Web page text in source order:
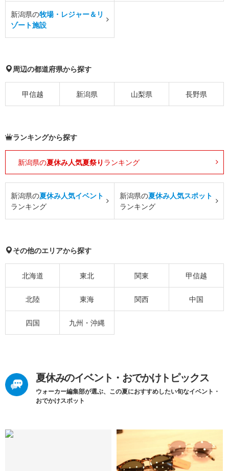
新潟県の牧場・レジャー＆リ
ゾート施設
周辺の都道府県から探す
甲信越 新潟県 山梨県 長野県
ランキングから探す
新潟県の夏休み人気夏祭り ランキング
新潟県の夏休み人気イベント
ランキング
新潟県の夏休み人気スポット
ランキング
その他のエリアから探す
北海道 東北 関東 甲信越
北陸 東海 関西 中国
四国 九州・沖縄
夏休みのイベント・おでかけトピックス
ウォーカー編集部が選ぶ、この夏におすすめしたい旬なイベント・
おでかけスポット